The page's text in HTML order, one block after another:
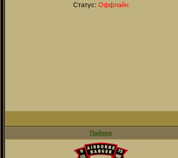
Статус: Оффлайн
Пайпер